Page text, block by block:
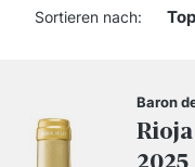
Sortieren nach:
Baron